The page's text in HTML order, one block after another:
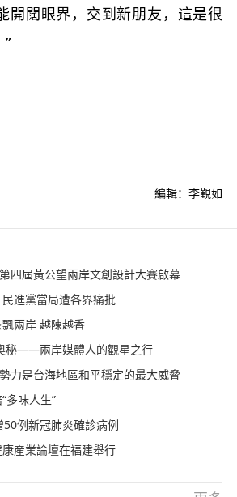
開闊眼界，交到新朋友，這是很
編輯：李覲如
四屆黃公望兩岸文創設計大賽啟幕
進黨當局遭各界痛批
兩岸 越陳越香
秘——兩岸媒體人的觀星之行
力是台海地區和平穩定的最大威脅
多味人生”
例新冠肺炎確診病例
産業論壇在福建舉行